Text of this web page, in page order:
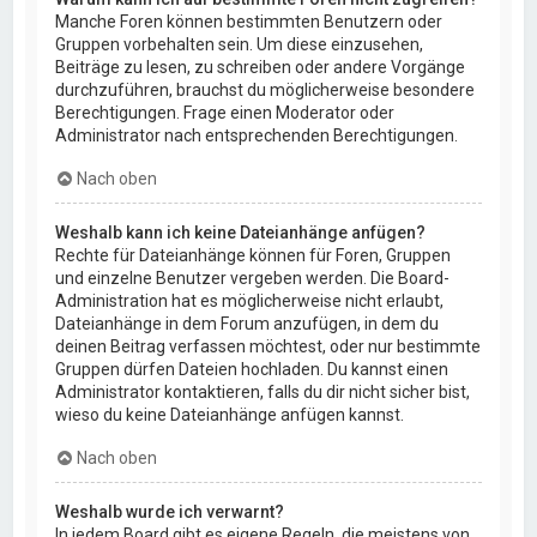
Manche Foren können bestimmten Benutzern oder
Gruppen vorbehalten sein. Um diese einzusehen,
Beiträge zu lesen, zu schreiben oder andere Vorgänge
durchzuführen, brauchst du möglicherweise besondere
Berechtigungen. Frage einen Moderator oder
Administrator nach entsprechenden Berechtigungen.
Nach oben
Weshalb kann ich keine Dateianhänge anfügen?
Rechte für Dateianhänge können für Foren, Gruppen
und einzelne Benutzer vergeben werden. Die Board-
Administration hat es möglicherweise nicht erlaubt,
Dateianhänge in dem Forum anzufügen, in dem du
deinen Beitrag verfassen möchtest, oder nur bestimmte
Gruppen dürfen Dateien hochladen. Du kannst einen
Administrator kontaktieren, falls du dir nicht sicher bist,
wieso du keine Dateianhänge anfügen kannst.
Nach oben
Weshalb wurde ich verwarnt?